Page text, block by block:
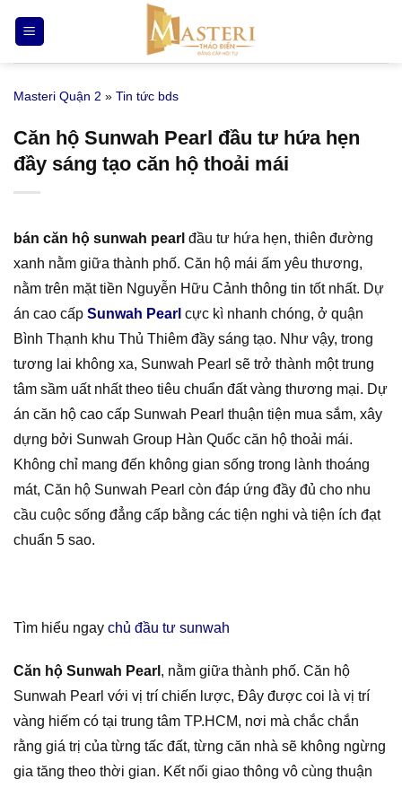
qua
nội
Masteri Quận 2 » Tin tức bds
Căn hộ Sunwah Pearl đầu tư hứa hẹn
đầy sáng tạo căn hộ thoải mái
bán căn hộ sunwah pearl đầu tư hứa hẹn, thiên đường
xanh nằm giữa thành phố. Căn hộ mái ấm yêu thương,
nằm trên mặt tiền Nguyễn Hữu Cảnh thông tin tốt nhất. Dự
án cao cấp Sunwah Pearl cực kì nhanh chóng, ở quận
Bình Thạnh khu Thủ Thiêm đầy sáng tạo. Như vậy, trong
tương lai không xa, Sunwah Pearl sẽ trở thành một trung
tâm sầm uất nhất theo tiêu chuẩn đất vàng thương mại. Dự
án căn hộ cao cấp Sunwah Pearl thuận tiện mua sắm, xây
dựng bởi Sunwah Group Hàn Quốc căn hộ thoải mái.
Không chỉ mang đến không gian sống trong lành thoáng
mát, Căn hộ Sunwah Pearl còn đáp ứng đầy đủ cho nhu
cầu cuộc sống đẳng cấp bằng các tiện nghi và tiện ích đạt
chuẩn 5 sao.
Tìm hiểu ngay chủ đầu tư sunwah
Căn hộ Sunwah Pearl , nằm giữa thành phố. Căn hộ
Sunwah Pearl với vị trí chiến lược, Đây được coi là vị trí
vàng hiếm có tại trung tâm TP.HCM, nơi mà chắc chắn
rằng giá trị của từng tấc đất, từng căn nhà sẽ không ngừng
gia tăng theo thời gian. Kết nối giao thông vô cùng thuận